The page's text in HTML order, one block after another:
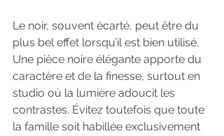
Le noir, souvent écarté, peut être du
plus bel effet lorsqu’il est bien utilisé.
Une pièce noire élégante apporte du
caractère et de la finesse, surtout en
studio où la lumière adoucit les
contrastes. Évitez toutefois que toute
la famille soit habillée exclusivement